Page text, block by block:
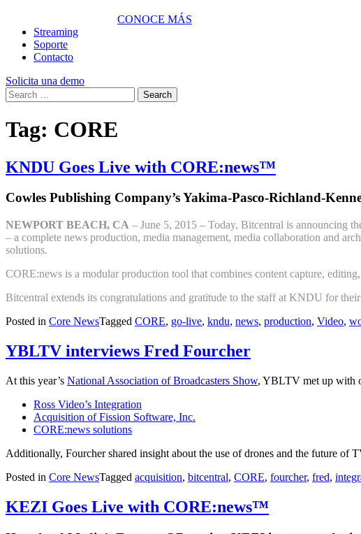
CONOCE MÁS
Streaming
Soporte
Contacto
Solicita una demo
Tag: CORE
KNDU Goes Live with CORE:news™
Cowles Publishing Company’s Yakima-Pasco-Richland-
NEWPORT BEACH, CA – June 5, 2015 – Today, Bitcentral is announcing
– a complete news production, media management, media collaboration and
solutions.
CORE:news is a modular production tool that combines content capture,
Bitcentral extends its congratulations and gratitude to the staff at KNDU for
Posted in Core NewsTagged CORE, go-live, kndu, news, production, Video,
YBLTV interviews Fred Fourcher
At this year’s National Association of Broadcasters Show, YBLTV met up with
Ross Video’s Integration
Acquisition of Fission Software, Inc.
CORE:news solutions
Additionally, Fourcher shared insight about the use of drones and the future of
Posted in Core NewsTagged acquisition, bitcentral, CORE, fourcher, fred,
KEZI Goes Live with CORE:news™